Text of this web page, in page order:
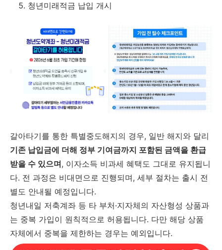
청년미래적금 납입 개시
갈아타기를 통한 특별중도해지의 경우, 일반 해지와 달리
기존 납입금에 더해 정부 기여금까지 포함된 금액을 환급
받을 수 있으며, 이자소득 비과세 혜택도 그대로 유지됩니
다. 전 과정은 비대면으로 진행되며, 세부 절차는 출시 전
별도 안내될 예정입니다.
청년내일 저축계좌 등 타 부처·지자체의 자산형성 상품과
는 중복 가입이 원칙적으로 허용됩니다. 다만 해당 상품
자체에서 중복을 제한하는 경우는 예외입니다.